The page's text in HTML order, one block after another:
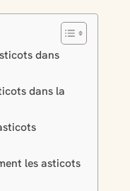
dans
dans la
les asticots